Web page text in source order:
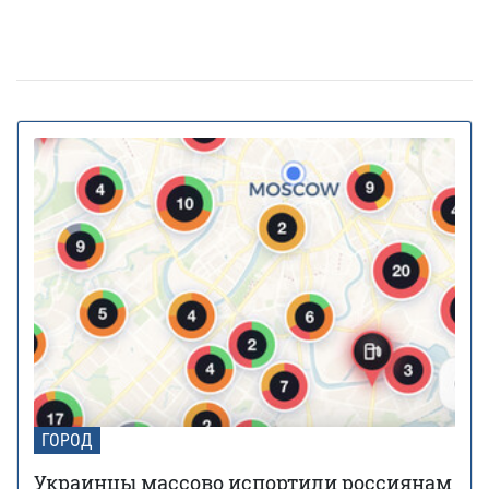
На Украину надвигается циклон Niksala: что
18 августа 16:36
Штрафы до 3400 грн: Кабмин предлагает
ужесточить наказание за нарушение комендантского
часа
10 июля 16:23 За животных в авто будут штрафовать и
лишать свободы: в КГГА напомнили о наказаниях для
водителей
02 июня 13:40 В Украину идет 38-градусная жара: где и
когда ожидается пик температуры
02 июня 12:46 Контрактовую площадь отдали на 2 года
датской фармкомпании для проекта борьбы с
диабетом
22 мая 17:54 В Украину идут дожди и грозы: синоптик
предупредила, в каких областях испортится погода
ГОРОД
Украинцы массово испортили россиянам